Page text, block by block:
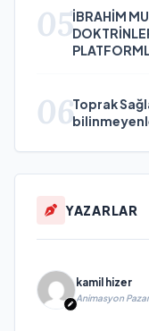
05İBRAHİM
06Toprak
YAZARLAR
kamil hizer
Animasyon